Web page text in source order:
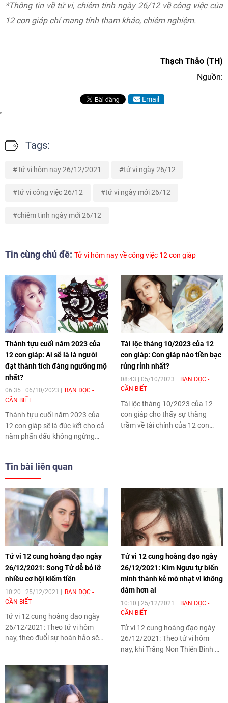
*Thông tin về tử vi, chiêm tinh ngày 26/12 về công việc của
12 con giáp chỉ mang tính tham khảo, chiêm nghiệm.
Thạch Thảo (TH)
Nguồn:
Email
Tags:
Tử vi hôm nay 26/12/2021 tử vi ngày 26/12
tử vi công việc 26/12 tử vi ngày mới 26/12
chiêm tinh ngày mới 26/12
Tin cùng chủ đề: Tử vi hôm nay về công việc 12 con giáp
Thành tựu cuối năm 2023 của
12 con giáp: Ai sẽ là là người
đạt thành tích đáng ngưỡng mộ
nhất?
06:35 | 06/10/2023
BẠN ĐỌC -
CẦN BIẾT
Thành tựu cuối năm 2023 của
12 con giáp sẽ là đúc kết cho cả
năm phấn đấu không ngừng
được thành tựu gì nhé.
Tài lộc tháng 10/2023 của 12
con giáp: Con giáp nào tiền bạc
rủng rỉnh nhất?
08:43 | 05/10/2023
BẠN ĐỌC -
CẦN BIẾT
Tài lộc tháng 10/2023 của 12
con giáp cho thấy sự thăng
trầm về tài chính của 12 con
Tin bài liên quan
Tử vi 12 cung hoàng đạo ngày
26/12/2021: Song Tử dễ bỏ lỡ
nhiều cơ hội kiếm tiền
10:20 | 25/12/2021
BẠN ĐỌC -
CẦN BIẾT
Tử vi 12 cung hoàng đạo ngày
26/12/2021: Theo tử vi hôm
nay, theo đuổi sự hoàn hảo sẽ
Song Tử lo đông lo tây quá nhiều
thứ khiến không được tập trung
vào việc kiếm tiền.
Tử vi 12 cung hoàng đạo ngày
26/12/2021: Kim Ngưu tự biến
mình thành kẻ mờ nhạt vì không
dám hơn ai
10:10 | 25/12/2021
BẠN ĐỌC -
CẦN BIẾT
Tử vi 12 cung hoàng đạo ngày
26/12/2021: Theo tử vi hôm
nay, khi Trăng Non Thiên Bình đi